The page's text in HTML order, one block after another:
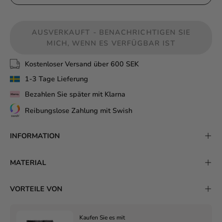
AUSVERKAUFT - BENACHRICHTIGEN SIE
MICH, WENN ES VERFÜGBAR IST
Kostenloser Versand über 600 SEK
1-3 Tage Lieferung
Bezahlen Sie später mit Klarna
Reibungslose Zahlung mit Swish
INFORMATION
MATERIAL
VORTEILE VON
Kaufen Sie es mit